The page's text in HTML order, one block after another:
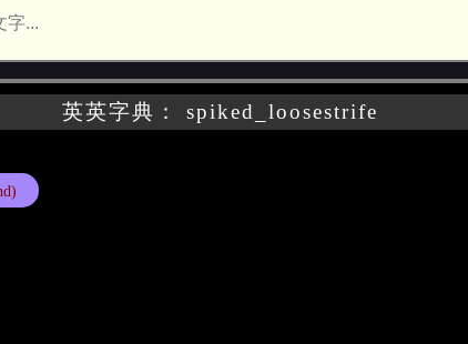
英英字典： spiked_loosestrife